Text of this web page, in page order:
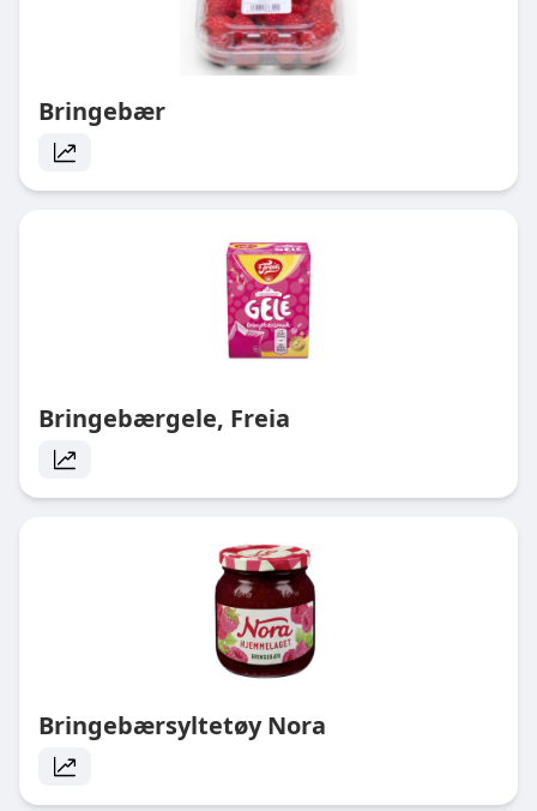
Bringebær
Bringebærgele, Freia
Bringebærsyltetøy Nora